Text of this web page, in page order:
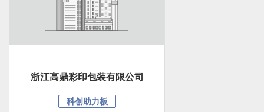
浙江高鼎彩印包装有限公司
科创助力板